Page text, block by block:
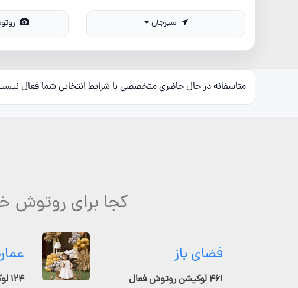
روتوش خدمات تدوین عکس و فیلم
متاسفانه در حال حاضری متخصصی با شرایط انتخابی شما فعال
کجا برای روتوش
فضای باز
۴۶۱ لوکیشن روتوش فعال
۱۲۴ لوکیشن روتوش فعال